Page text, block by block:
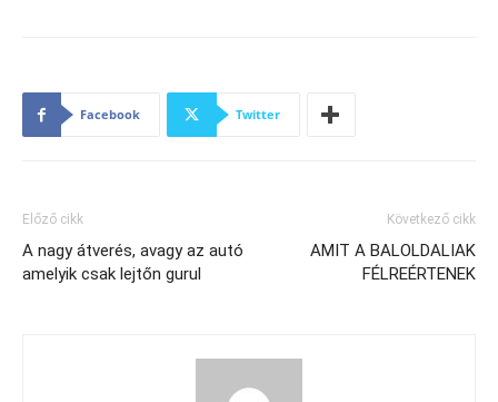
Facebook Twitter
Előző cikk
A nagy átverés, avagy az autó
amelyik csak lejtőn gurul
Következő cikk
AMIT A BALOLDALIAK
FÉLREÉRTENEK